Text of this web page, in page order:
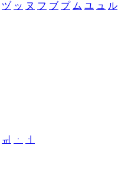
ヅ ッ ヌ フ ブ プ ム ユ ュ ル
ㆌ ㆍ
ㆎ